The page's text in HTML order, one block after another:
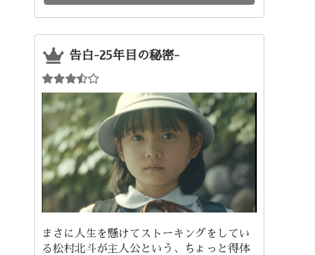
告白-25年目の秘密-
まさに人生を懸けてストーキングをしてい
る松村北斗が主人公という、ちょっと得体